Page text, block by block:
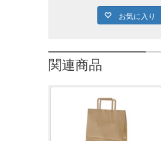
お気に入り
関連商品